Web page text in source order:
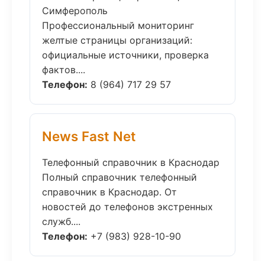
Симферополь
Профессиональный мониторинг
желтые страницы организаций:
официальные источники, проверка
фактов....
Телефон: 8 (964) 717 29 57
News Fast Net
Телефонный справочник в Краснодар
Полный справочник телефонный
справочник в Краснодар. От
новостей до телефонов экстренных
служб....
Телефон: +7 (983) 928-10-90